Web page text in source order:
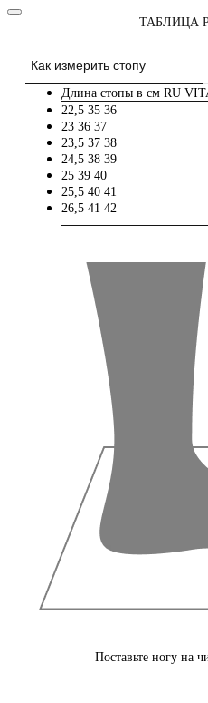
ТАБЛИЦА
Как измерить стопу
Длина стопы в см RU
22,5 35 36
23 36 37
23,5 37 38
24,5 38 39
25 39 40
25,5 40 41
26,5 41 42
Поставьте ногу на